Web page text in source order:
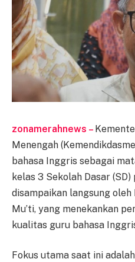
zonamerahnews –
Menengah
bahasa Inggris sebagai
kelas 3 Sekolah Dasar
disampaikan langsung oleh
Mu’ti, yang menekankan
kualitas guru bahasa
Fokus utama saat ini